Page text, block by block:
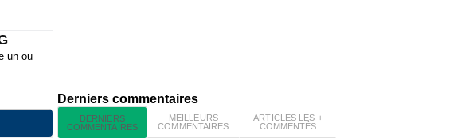
un ou
Derniers commentaires
DERNIERS
COMMENTAIRES
MEILLEURS
COMMENTAIRES
ARTICLES LES +
COMMENTÉS